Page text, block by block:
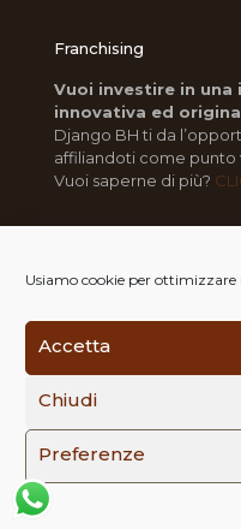
Usiamo cookie per ottimizzare
Accetta
Chiudi
Preferenze
Franchising
Vuoi investire in
innovativa ed
Django BH ti da
affiliandoti come punto
Vuoi saperne di più?
© 2014-2022 Django
| P.I. 02852530803 |